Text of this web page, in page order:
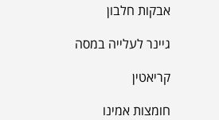
אבקות חלבון
גיינר לעלייה במסה
קריאטין
חומצות אמינו